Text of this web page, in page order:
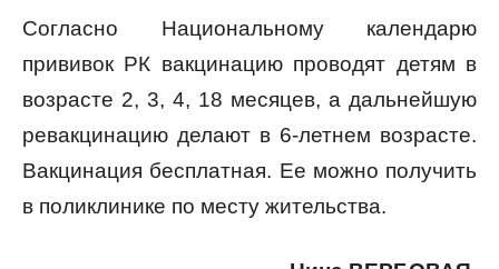
Согласно Национальному календарю
прививок РК вакцинацию проводят детям в
возрасте 2, 3, 4, 18 месяцев, а дальнейшую
ревакцинацию делают в 6-летнем возрасте.
Вакцинация бесплатная. Ее можно получить
в поликлинике по месту жительства.